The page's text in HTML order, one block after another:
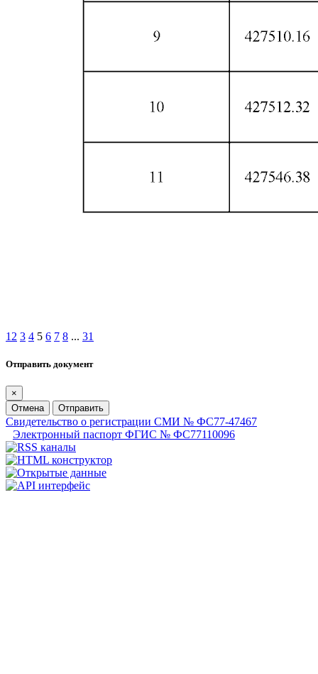
1 2 3 4 5 6 7 8 ... 31
Отправить документ
×
Отмена
Отправить
Свидетельство о регистрации СМИ № ФС77-47467
Электронный паспорт ФГИС № ФС77110096